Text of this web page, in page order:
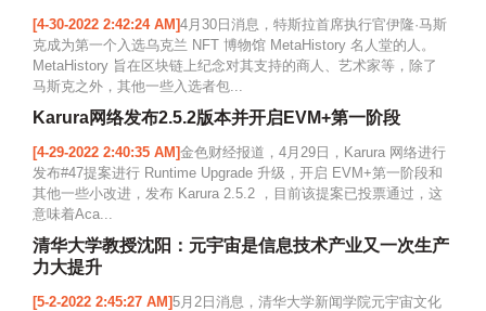
[4-30-2022 2:42:24 AM]4月30日消息，特斯拉首席执行官伊隆·马斯
克成为第一个入选乌克兰 NFT 博物馆 MetaHistory 名人堂的人。
MetaHistory 旨在区块链上纪念对其支持的商人、艺术家等，除了
马斯克之外，其他一些入选者包...
Karura网络发布2.5.2版本并开启EVM+第一阶段
[4-29-2022 2:40:35 AM]金色财经报道，4月29日，Karura 网络进行
发布#47提案进行 Runtime Upgrade 升级，开启 EVM+第一阶段和
其他一些小改进，发布 Karura 2.5.2 ，目前该提案已投票通过，这
意味着Aca...
清华大学教授沈阳：元宇宙是信息技术产业又一次生产
力大提升
[5-2-2022 2:45:27 AM]5月2日消息，清华大学新闻学院元宇宙文化